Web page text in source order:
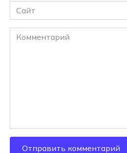
Сайт
Комментарий